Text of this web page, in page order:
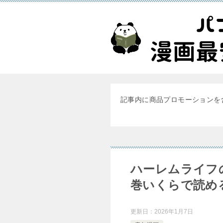
記事内に商品プロモーション
ハーレムライフ
巻いくらで読め
更新日： 2026年1月7日